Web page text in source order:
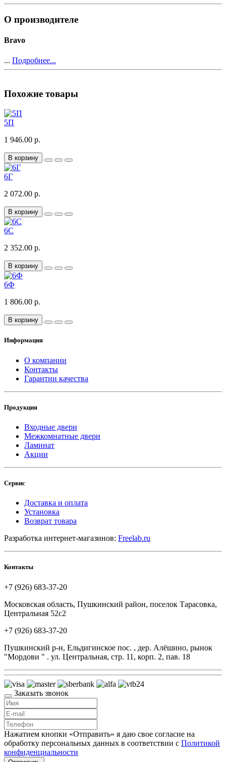
О производителе
Bravo
... Подробнее...
Похожие товары
5П
1 946.00 р.
В корзину
6Г
2 072.00 р.
В корзину
6С
2 352.00 р.
В корзину
6Ф
1 806.00 р.
В корзину
Информация
О компании
Контакты
Гарантии качества
Продукция
Входные двери
Межкомнатные двери
Ламинат
Акции
Сервис
Доставка и оплата
Установка
Возврат товара
Разработка интернет-магазинов: Freelab.ru
Контакты
+7 (926) 683-37-20
Московская область, Пушкинский район, поселок Тарасовка,
Центральная 52с2
+7 (926) 683-37-20
Пушкинский р-н, Ельдигинское пос. , дер. Алёшино, рынок
"Мордови " . ул. Центральная, стр. 11, корп. 2, пав. 18
Заказать звонок
Нажатием кнопки «Отправить» я даю свое согласие на
обработку персональных данных в соответствии с Политикой
конфиденциальности